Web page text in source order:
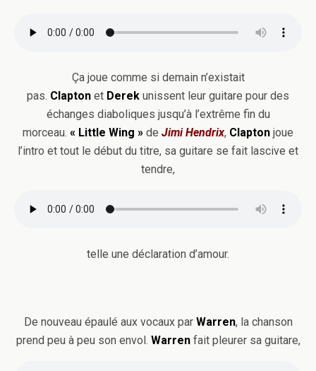
Ça joue comme si demain n’existait
pas. Clapton et Derek unissent leur guitare pour des
échanges diaboliques jusqu’à l’extrême fin du
morceau. « Little Wing » de Jimi Hendrix, Clapton joue
l’intro et tout le début du titre, sa guitare se fait lascive et
tendre,
telle une déclaration d’amour.
De nouveau épaulé aux vocaux par Warren, la chanson
prend peu à peu son envol. Warrenfait pleurer sa guitare,